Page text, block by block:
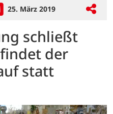
25. März 2019
schließt
der
statt